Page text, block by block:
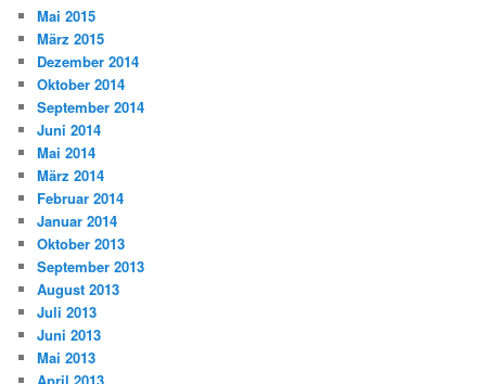
Mai 2015
März 2015
Dezember 2014
Oktober 2014
September 2014
Juni 2014
Mai 2014
März 2014
Februar 2014
Januar 2014
Oktober 2013
September 2013
August 2013
Juli 2013
Juni 2013
Mai 2013